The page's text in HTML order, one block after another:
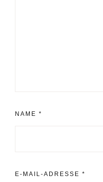
NAME *
E-MAIL-ADRESSE *